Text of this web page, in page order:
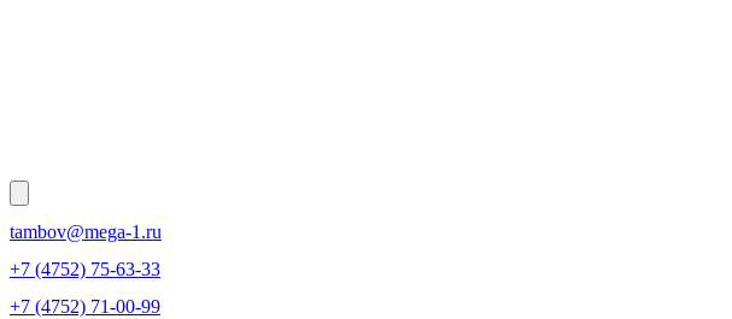
tambov@mega-1.ru
+7 (4752) 75-63-33
+7 (4752) 71-00-99